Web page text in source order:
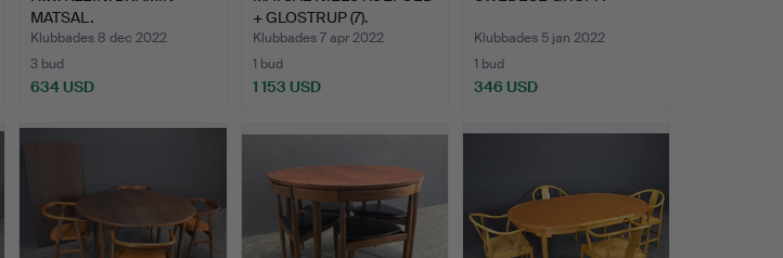
MATSAL.
Klubbades 8 dec 2022
3 bud
634 USD
+ GLOSTRUP (7).
Klubbades 7 apr 2022
1 bud
1 153 USD
Klubbades 5 jan 2022
1 bud
346 USD